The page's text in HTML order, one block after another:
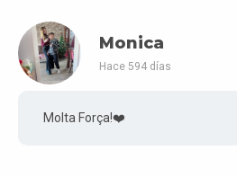
Monica
Hace 594 días
Molta Força!❤️